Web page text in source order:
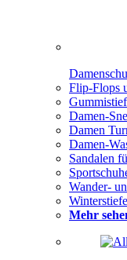
Flip-Flops
Damen-
Damen
Damen-
Sandalen
Wander-
Mehr